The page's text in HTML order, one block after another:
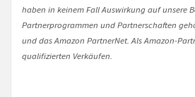
haben in keinem Fall Auswirkung auf unsere
Partnerprogrammen und Partnerschaften
und das Amazon PartnerNet. Als Amazon-
qualifizierten Verkäufen.